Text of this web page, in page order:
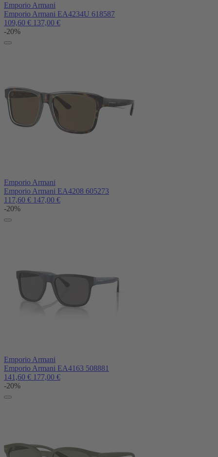
Emporio Armani
Emporio Armani EA4234U 618587
109,60 € 137,00 €
-20%
Emporio Armani
Emporio Armani EA4208 605273
117,60 € 147,00 €
-20%
Emporio Armani
Emporio Armani EA4163 508881
141,60 € 177,00 €
-20%